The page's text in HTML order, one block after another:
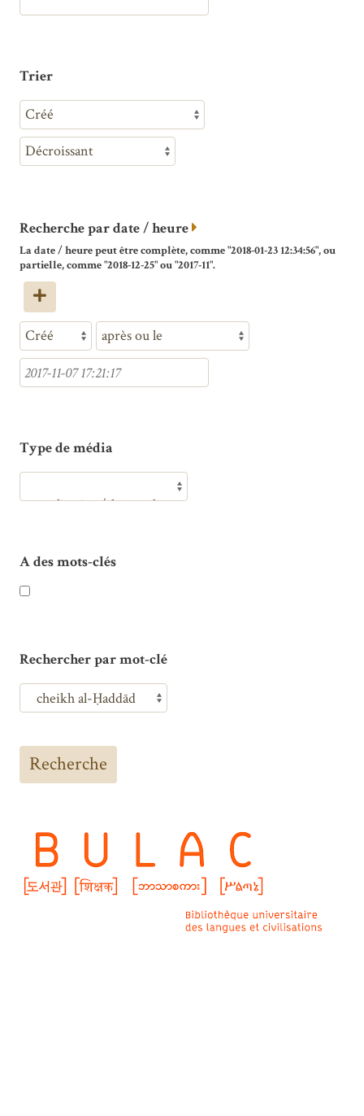
Trier
Recherche par date / heure
La date / heure peut être complète, comme "2018-01-23 12:34:56", ou
partielle, comme "2018-12-25" ou "2017-11".
Type de média
A des mots-clés
Rechercher par mot-clé